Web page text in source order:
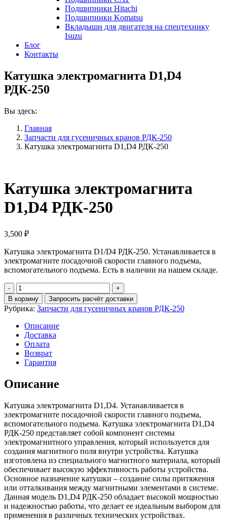
Подшипники Hitachi
Подшипники Komatsu
Вкладыши для двигателя на спецтехнику
Isuzu
Блог
Контакты
Катушка электромагнита D1,D4
РДК-250
Вы здесь:
Главная
Запчасти для гусеничных кранов РДК-250
Катушка электромагнита D1,D4 РДК-250
Катушка электромагнита
D1,D4 РДК-250
3,500 ₽
Катушка электромагнита D1/D4 РДК-250. Устанавливается в
электромагните посадочной скорости главного подъема,
вспомогательного подъема. Есть в наличии на нашем складе.
Количество
Катушка
электромагнита
D1,D4
РДК-250
В корзину Запросить расчёт доставки
Рубрика: Запчасти для гусеничных кранов РДК-250
Описание
Доставка
Оплата
Возврат
Гарантия
Описание
Катушка электромагнита D1,D4. Устанавливается в
электромагните посадочной скорости главного подъема,
вспомогательного подъема. Катушка электромагнита D1,D4
РДК-250 представляет собой компонент системы
электромагнитного управления, который используется для
создания магнитного поля внутри устройства. Катушка
изготовлена из специального магнитного материала, который
обеспечивает высокую эффективность работы устройства.
Основное назначение катушки – создание силы притяжения
или отталкивания между магнитными элементами в системе.
Данная модель D1,D4 РДК-250 обладает высокой мощностью
и надежностью работы, что делает ее идеальным выбором для
применения в различных технических устройствах.